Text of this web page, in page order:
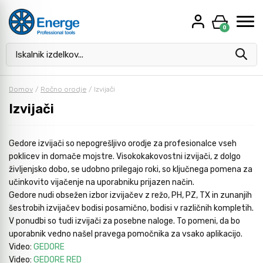
0
Domov / Ročno orodje / Izvijači
Izvijači
Gedore izvijači so nepogrešljivo orodje za profesionalce vseh
poklicev in domače mojstre. Visokokakovostni izvijači, z dolgo
življenjsko dobo, se udobno prilegajo roki, so ključnega pomena za
učinkovito vijačenje na uporabniku prijazen način.
Gedore nudi obsežen izbor izvijačev z režo, PH, PZ, TX in zunanjih
šestrobih izvijačev bodisi posamično, bodisi v različnih kompletih.
V ponudbi so tudi izvijači za posebne naloge. To pomeni, da bo
uporabnik vedno našel pravega pomočnika za vsako aplikacijo.
Video: GEDORE
Video: GEDORE RED
Rezalke in brusni material
Roto rezkarji
Navojni svedri in čeljusti
Svedri in dleta za beton
Baterijsko orodje
Pnevmatsko orodje
Stroji za obdelovanje cevi
Stroji za vrezovanje navojev
Kovinsko pohištvo
Kjunasta merila
Merilne ure
Ravnila in kotniki
Zarisovanje / Označevanje